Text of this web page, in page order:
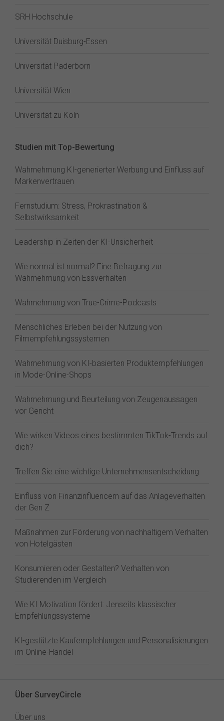
SRH Hochschule
Universität Duisburg-Essen
Universität Paderborn
Universität Wien
Universität zu Köln
Studien mit Top-Bewertung
Wahrnehmung KI-generierter Werbung und Einfluss auf
Markenvertrauen
Fernstudium: Stress, Prokrastination &
Selbstwirksamkeit
Leadership in Zeiten der KI-Unsicherheit
Wie normal ist normal? Eine Befragung zur
Wahrnehmung von Essverhalten
Wahrnehmung von True-Crime-Podcasts
Menschliches Erleben bei der Nutzung von
Filmempfehlungssystemen
Wahrnehmung von KI-basierten Produktempfehlungen
in Mode-Online-Shops
Wahrnehmung und Beurteilung von Zeugenaussagen
vor Gericht
Wie wirken Videos eines bestimmten TikTok-Trends auf
dich?
Treffen Sie eine wichtige Unternehmensentscheidung
Einfluss von Finanzinfluencern auf das Anlageverhalten
der Gen Z⁠
Maßnahmen zur Förderung von nachhaltigem Verhalten
von Hotelgästen
Konsumieren oder Gestalten? Verhalten von
Studierenden im Vergleich
Wie KI Motivation fördert: Jenseits klassischer
Empfehlungssysteme
KI-gestützte Kaufempfehlungen und Personalisierungen
im Online-Handel
Über SurveyCircle
Über uns